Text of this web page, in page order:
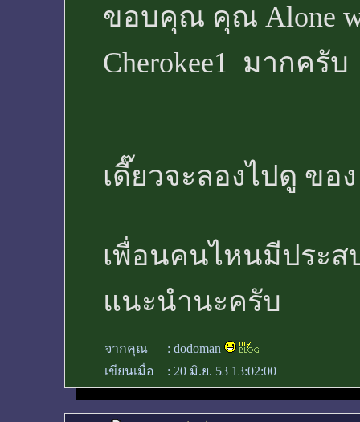
ขอบคุณ คุณ Alone
Cherokee1 มากครับ
เดี๊ยวจะลองไปดู ขอ
เพื่อนคนไหนมีประ
แนะนำนะครับ
จากคุณ : dodoman
เขียนเมื่อ
: 20 มิ.ย. 53 13:02:00